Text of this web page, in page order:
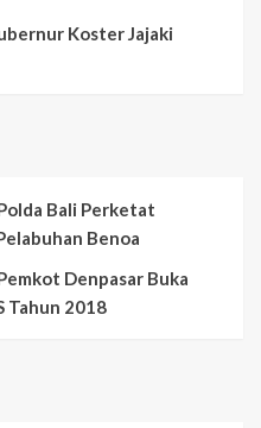
Koster Jajaki
Bali Perketat
Benoa
Denpasar Buka
Tahun 2018